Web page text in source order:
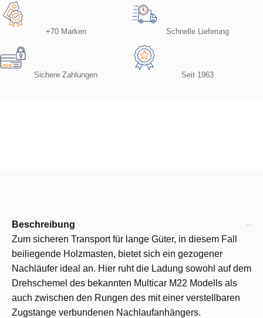
+70 Marken Schnelle Lieferung
Sichere Zahlungen Seit 1963
Beschreibung
Zum sicheren Transport für lange Güter, in diesem Fall
beiliegende Holzmasten, bietet sich ein gezogener
Nachläufer ideal an. Hier ruht die Ladung sowohl auf dem
Drehschemel des bekannten Multicar M22 Modells als
auch zwischen den Rungen des mit einer verstellbaren
Zugstange verbundenen Nachlaufanhängers.